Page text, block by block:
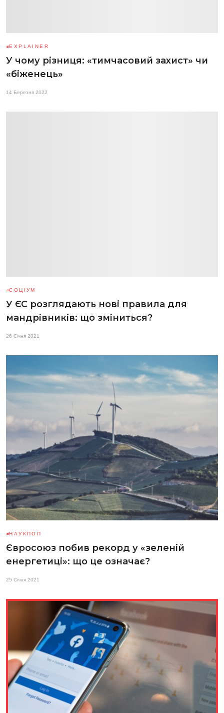
EXPLAINER
У чому різниця: «тимчасовий захист» чи
«біженець»
14 Березня 2022
СОЦІУМ
У ЄС розглядають нові правила для
мандрівників: що зміниться?
26 Січня 2021
НАУКПОП
Євросоюз побив рекорд у «зеленій
енергетиці»: що це означає?
25 Січня 2021